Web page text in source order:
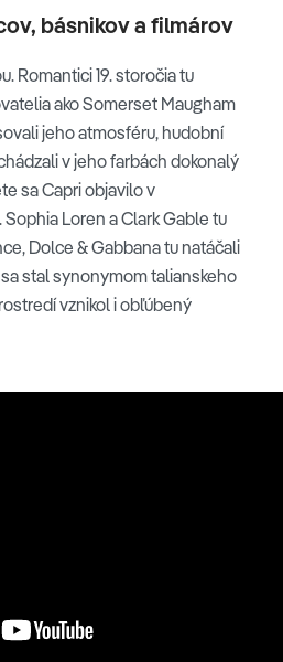
básnikov a filmárov
Romantici 19. storočia tu
ako Somerset Maugham
jeho atmosféru, hudobní
v jeho farbách dokonalý
sa Capri objavilo v
Loren a Clark Gable tu
Dolce & Gabbana tu natáčali
stal synonymom talianskeho
vznikol i obľúbený